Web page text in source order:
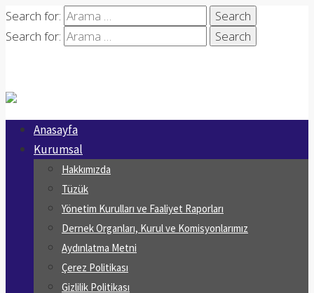
Search for:
Search for:
Anasayfa
Kurumsal
Hakkımızda
Tüzük
Yönetim Kurulları ve Faaliyet Raporları
Dernek Organları, Kurul ve Komisyonlarımız
Aydınlatma Metni
Çerez Politikası
Gizlilik Politikası